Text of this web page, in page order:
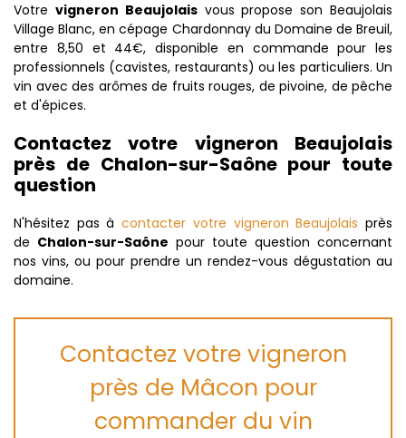
Votre vigneron Beaujolaisvous propose son Beaujolais
Village Blanc, en cépage Chardonnay du Domaine de Breuil,
entre 8,50 et 44€, disponible en commande pour les
professionnels (cavistes, restaurants) ou les particuliers. Un
vin avec des arômes de fruits rouges, de pivoine, de pêche
et d'épices.
Contactez votre vigneron Beaujolais
près de Chalon-sur-Saône pour toute
question
N'hésitez pas àcontacter votre vigneron Beaujolais près
de Chalon-sur-Saône pour toute question concernant
nos vins, ou pour prendre un rendez-vous dégustation au
domaine.
Contactez votre vigneron
près de Mâcon pour
commander du vin